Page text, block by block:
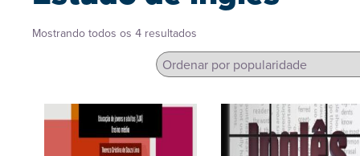
Mostrando todos os 4 resultados
popularidade